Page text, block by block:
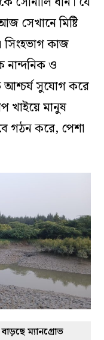
সেখানে মিষ্টি
কাজ
ও
আশ্চর্য সুযোগ করে
খাইয়ে মানুষ
গঠন করে, পেশা
ম্যানগ্রোভ